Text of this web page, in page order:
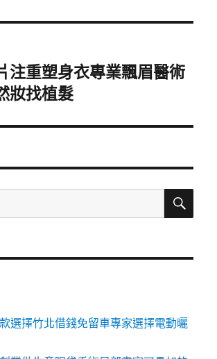
注重塑身衣專業飄眉醫術
妝找植髮
搜
選擇竹北借錢免留車專家選擇電動曬